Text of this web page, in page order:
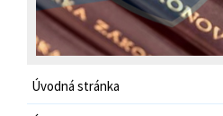
Úvodná stránka